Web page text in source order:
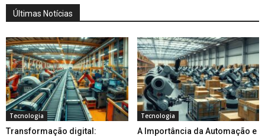
Últimas Notícias
Tecnologia
Transformação digital:
Tecnologia
A Importância da Automação e